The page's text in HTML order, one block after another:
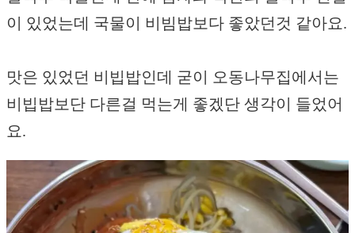
이 있었는데 국물이 비빔밥보다 좋았던것 같아요.
맛은 있었던 비빕밥인데 굳이 오동나무집에서는
비빕밥보단 다른걸 먹는게 좋겠단 생각이 들었어
요.